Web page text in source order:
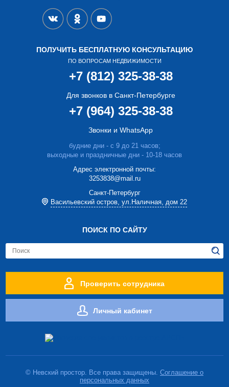
ПОЛУЧИТЬ БЕСПЛАТНУЮ КОНСУЛЬТАЦИЮ
ПО ВОПРОСАМ НЕДВИЖИМОСТИ
+7 (812) 325-38-38
Для звонков в Санкт-Петербурге
+7 (964) 325-38-38
Звонки и WhatsApp
будние дни - с 9 до 21 часов;
выходные и праздничные дни - 10-18 часов
Адрес электронной почты:
3253838@mail.ru
Cанкт-Петербург
Васильевский остров, ул.Наличная, дом 22
ПОИСК ПО САЙТУ
Проверить сотрудника
Личный кабинет
© Невский простор. Все права защищены. Соглашение о
персональных данных